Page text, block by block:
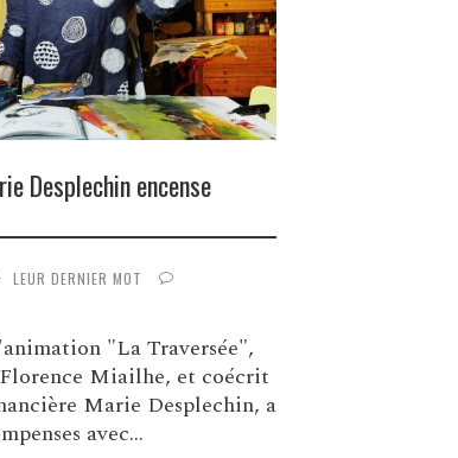
Desplechin encense
LEUR DERNIER MOT
"La Traversée",
Miailhe, et coécrit
Marie Desplechin, a
avec...